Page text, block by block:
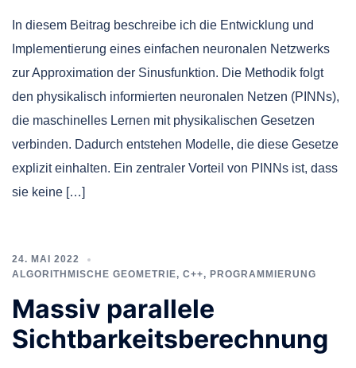
In diesem Beitrag beschreibe ich die Entwicklung und
Implementierung eines einfachen neuronalen Netzwerks
zur Approximation der Sinusfunktion. Die Methodik folgt
den physikalisch informierten neuronalen Netzen (PINNs),
die maschinelles Lernen mit physikalischen Gesetzen
verbinden. Dadurch entstehen Modelle, die diese Gesetze
explizit einhalten. Ein zentraler Vorteil von PINNs ist, dass
sie keine […]
24. MAI 2022
ALGORITHMISCHE GEOMETRIE, C++, PROGRAMMIERUNG
Massiv parallele
Sichtbarkeitsberechnung